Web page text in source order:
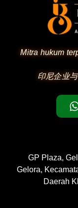
Mitra hukum
印尼企业
GP Plaza,
Gelora,
Daerah